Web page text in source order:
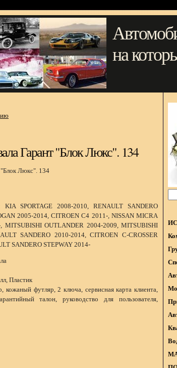
на
Гарант "Блок Люкс". 134
KIA SPORTAGE 2008-2010, RENAULT SANDERO
2005-2014, CITROEN C4 2011-, NISSAN MICRA
MITSUBISHI OUTLANDER 2004-2009, MITSUBISHI
SANDERO 2010-2014, CITROEN C-CROSSER
SANDERO STEPWAY 2014-
Пластик
кожаный футляр, 2 ключа, сервисная карта клиента,
талон, руководство для пользователя,